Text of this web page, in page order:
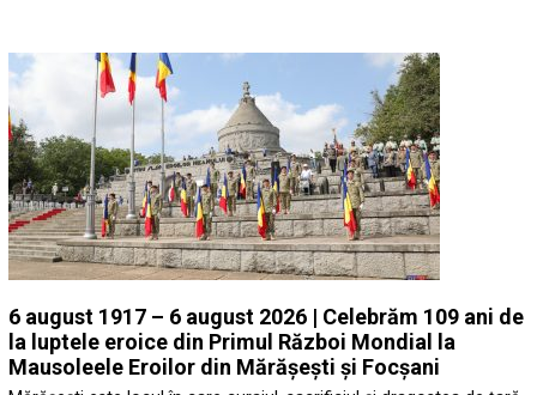
6 august 1917 – 6 august 2026 | Celebrăm 109 ani de
la luptele eroice din Primul Război Mondial la
Mausoleele Eroilor din Mărășești și Focșani